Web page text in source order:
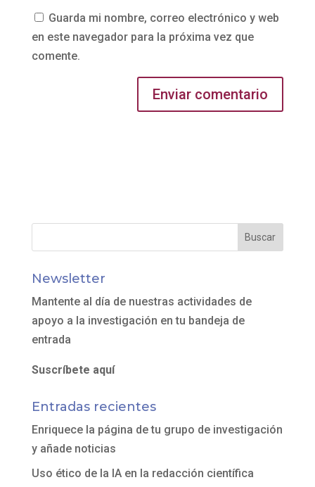
Guarda mi nombre, correo electrónico y web
en este navegador para la próxima vez que
comente.
Newsletter
Mantente al día de nuestras actividades de
apoyo a la investigación en tu bandeja de
entrada
Suscríbete aquí
Entradas recientes
Enriquece la página de tu grupo de investigación
y añade noticias
Uso ético de la IA en la redacción científica